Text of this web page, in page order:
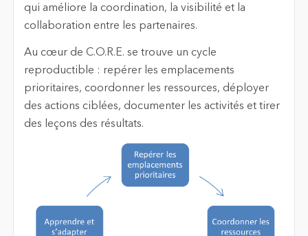
qui améliore la coordination, la visibilité et la
collaboration entre les partenaires.
Au cœur de C.O.R.E. se trouve un cycle
reproductible : repérer les emplacements
prioritaires, coordonner les ressources, déployer
des actions ciblées, documenter les activités et tirer
des leçons des résultats.